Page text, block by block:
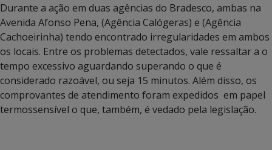
Durante a ação em duas agências do Bradesco, ambas na
Avenida Afonso Pena, (Agência Calógeras) e (Agência
Cachoeirinha) tendo encontrado irregularidades em ambos
os locais. Entre os problemas detectados, vale ressaltar a o
tempo excessivo aguardando superando o que é
considerado razoável, ou seja 15 minutos. Além disso, os
comprovantes de atendimento foram expedidos em papel
termossensível o que, também, é vedado pela legislação.